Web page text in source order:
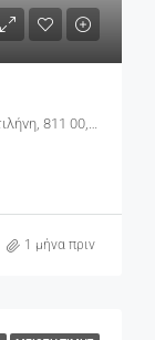
Χαραμίδα, Κράτηγος - Λουτρά, Χαραμίδα, Μυτιλήνη, 811 00, Ελλάδα
1 μήνα πριν